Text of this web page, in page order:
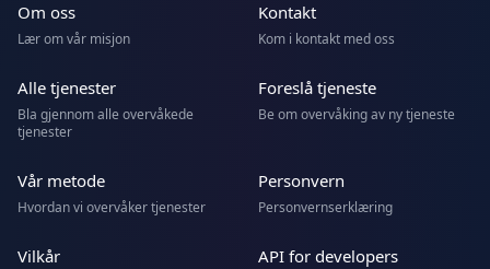
Om oss
Lær om vår misjon
Kontakt
Kom i kontakt med oss
Alle tjenester
Bla gjennom alle overvåkede
tjenester
Foreslå tjeneste
Be om overvåking av ny tjeneste
Vår metode
Hvordan vi overvåker tjenester
Personvern
Personvernserklæring
Vilkår API for developers